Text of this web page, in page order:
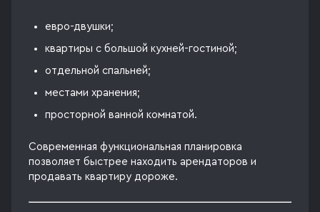
евро-двушки;
квартиры с большой кухней-гостиной;
отдельной спальней;
местами хранения;
просторной ванной комнатой.
Современная функциональная планировка
позволяет быстрее находить арендаторов и
продавать квартиру дороже.